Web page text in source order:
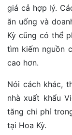
giá cả hợp lý.
ăn uống và
Kỳ cũng có thể
tìm kiếm nguồn
cao hơn.
Nói cách khác,
nhà xuất khẩu
tăng chi phí
tại Hoa Kỳ.